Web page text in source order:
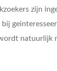
zijn
natuurlijk